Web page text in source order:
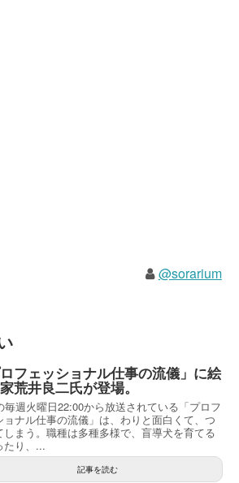
@sorarium
ロフェッショナル仕事の流儀」に絵
荒井良二氏が登場。
毎週火曜日22:00から放送されている「プロフ
ョナル仕事の流儀」は、わりと面白くて、つ
しまう。職種は多種多様で、盲導犬を育てる
たり、...
記事を読む